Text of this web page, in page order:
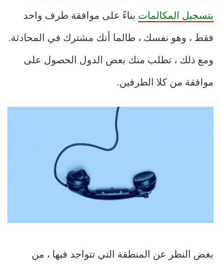
بتسجيل المكالمات بناءً على موافقة طرف واحد
فقط ، وهو نفسك ، طالما أنك مشترك في المحادثة.
ومع ذلك ، تطلب منك بعض الدول الحصول على
موافقة من كلا الطرفين.
بغض النظر عن المنطقة التي تتواجد فيها ، من